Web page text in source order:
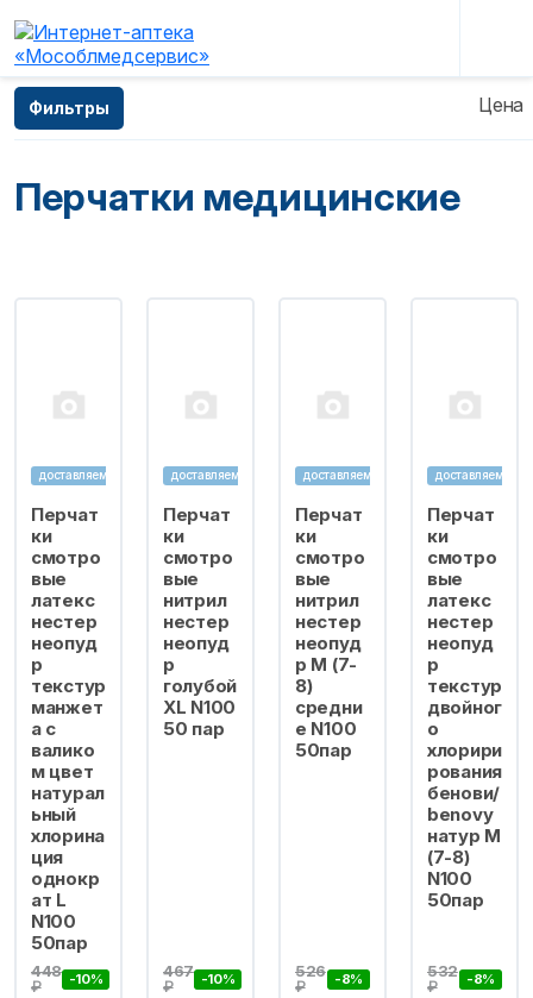
Главная —
назначения
Перчатки медицинские
Фильтры Цена
доставляем
Перчат
ки
смотро
вые
латекс
нестер
неопуд
р
текстур
манжет
а с
валико
м цвет
натурал
ьный
хлорина
ция
однокр
ат L
N100
50пар
448
₽
-10%
доставляем
Перчат
ки
смотро
вые
нитрил
нестер
неопуд
р
голубой
XL N100
50 пар
467
₽
-10%
доставляем
Перчат
ки
смотро
вые
нитрил
нестер
неопуд
р M (7-
8)
средни
е N100
50пар
526
₽
-8%
доставляем
Перчат
ки
смотро
вые
латекс
нестер
неопуд
р
текстур
двойног
о
хлорири
рования
бенови/
benovy
натур M
(7-8)
N100
50пар
532
₽
-8%